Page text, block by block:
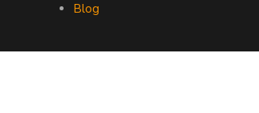
Blog